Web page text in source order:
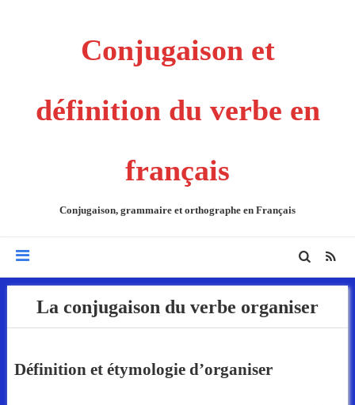
Conjugaison et
définition du verbe en
français
Conjugaison, grammaire et orthographe en Français
La conjugaison du verbe organiser
Définition et étymologie d’organiser